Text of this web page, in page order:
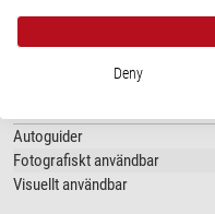
Typ
Typ av byggnad
Autoguider
Fotografiskt användbar
Visuellt användbar
Deny